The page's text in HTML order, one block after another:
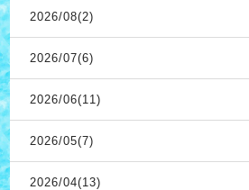
2026/08(2)
2026/07(6)
2026/06(11)
2026/05(7)
2026/04(13)